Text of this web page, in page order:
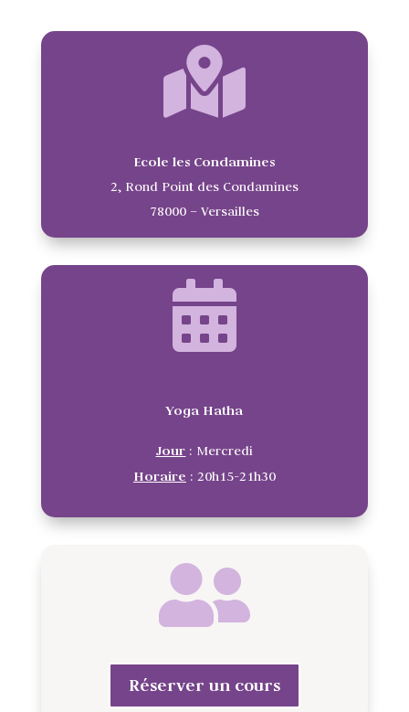
Ecole les Condamines
2, Rond Point des Condamines
78000 – Versailles
Yoga Hatha
Jour : Mercredi
Horaire : 20h15-21h30
Réserver un cours